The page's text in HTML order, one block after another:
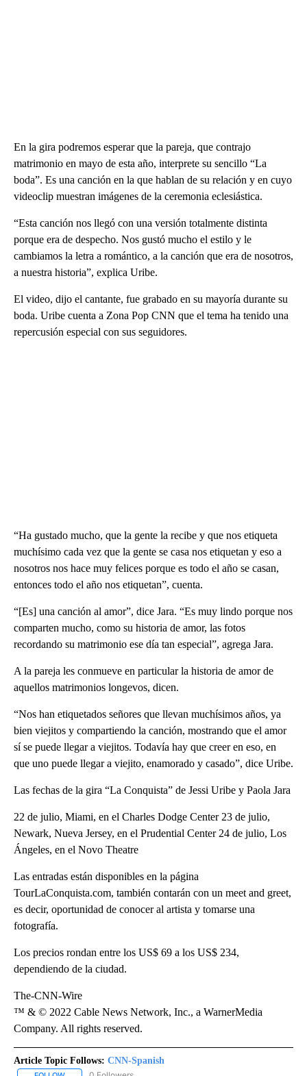
En la gira podremos esperar que la pareja, que contrajo
matrimonio en mayo de esta año, interprete su sencillo “La
boda”. Es una canción en la que hablan de su relación y en cuyo
videoclip muestran imágenes de la ceremonia eclesiástica.
“Esta canción nos llegó con una versión totalmente distinta
porque era de despecho. Nos gustó mucho el estilo y le
cambiamos la letra a romántico, a la canción que era de nosotros,
a nuestra historia”, explica Uribe.
El video, dijo el cantante, fue grabado en su mayoría durante su
boda. Uribe cuenta a Zona Pop CNN que el tema ha tenido una
repercusión especial con sus seguidores.
“Ha gustado mucho, que la gente la recibe y que nos etiqueta
muchísimo cada vez que la gente se casa nos etiquetan y eso a
nosotros nos hace muy felices porque es todo el año se casan,
entonces todo el año nos etiquetan”, cuenta.
“[Es] una canción al amor”, dice Jara. “Es muy lindo porque nos
comparten mucho, como su historia de amor, las fotos
recordando su matrimonio ese día tan especial”, agrega Jara.
A la pareja les conmueve en particular la historia de amor de
aquellos matrimonios longevos, dicen.
“Nos han etiquetados señores que llevan muchísimos años, ya
bien viejitos y compartiendo la canción, mostrando que el amor
sí se puede llegar a viejitos. Todavía hay que creer en eso, en
que uno puede llegar a viejito, enamorado y casado”, dice Uribe.
Las fechas de la gira “La Conquista” de Jessi Uribe y Paola Jara
22 de julio, Miami, en el Charles Dodge Center 23 de julio,
Newark, Nueva Jersey, en el Prudential Center 24 de julio, Los
Ángeles, en el Novo Theatre
Las entradas están disponibles en la página
TourLaConquista.com, también contarán con un meet and greet,
es decir, oportunidad de conocer al artista y tomarse una
fotografía.
Los precios rondan entre los US$ 69 a los US$ 234,
dependiendo de la ciudad.
The-CNN-Wire
™ & © 2022 Cable News Network, Inc., a WarnerMedia
Company. All rights reserved.
Article Topic Follows: CNN-Spanish